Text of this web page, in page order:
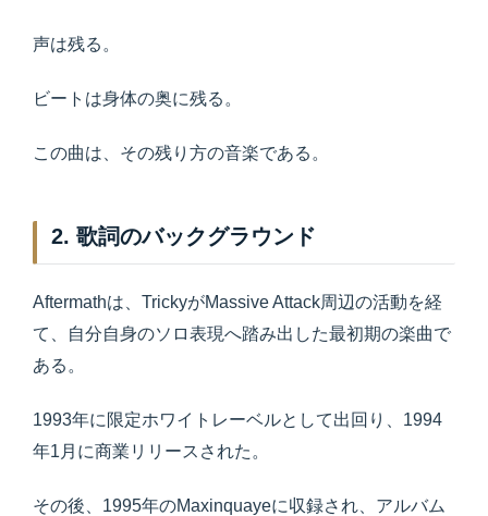
声は残る。
ビートは身体の奥に残る。
この曲は、その残り方の音楽である。
2. 歌詞のバックグラウンド
Aftermathは、TrickyがMassive Attack周辺の活動を経
て、自分自身のソロ表現へ踏み出した最初期の楽曲で
ある。
1993年に限定ホワイトレーベルとして出回り、1994
年1月に商業リリースされた。
その後、1995年のMaxinquayeに収録され、アルバム